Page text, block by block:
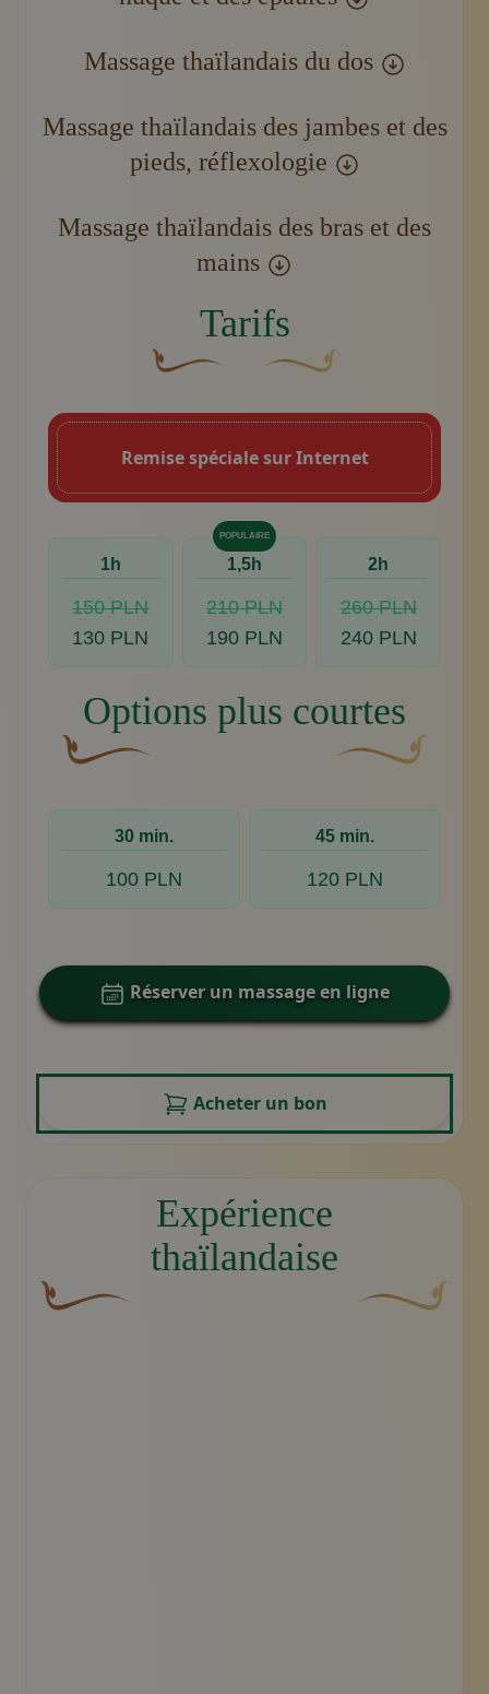
Massage thaïlandais du dos
Massage thaïlandais des jambes et des
pieds, réflexologie
Massage thaïlandais des bras et des
mains
Tarifs
Remise spéciale sur Internet
1h
150 PLN
130 PLN
POPULAIRE
1,5h
210 PLN
190 PLN
2h
260 PLN
240 PLN
Options plus courtes
30 min.
100 PLN
45 min.
120 PLN
Réserver un massage en ligne
Acheter un bon
Expérience
thaïlandaise